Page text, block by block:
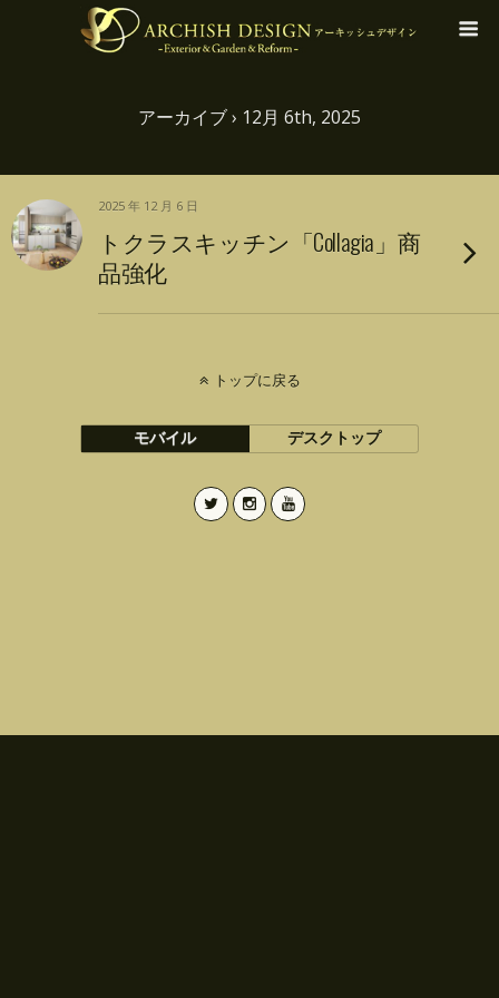
アーカイブ › 12月 6th, 2025
2025 年 12 月 6 日
トクラスキッチン「Collagia」商
品強化
トップに戻る
モバイル デスクトップ